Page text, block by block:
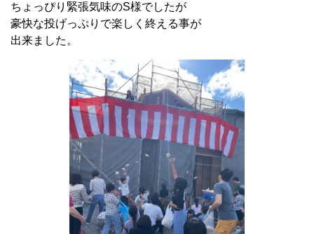
ちょっぴり緊張気味のS様でしたが
豪快な投げっぷりで楽しく終える事が
出来ました。